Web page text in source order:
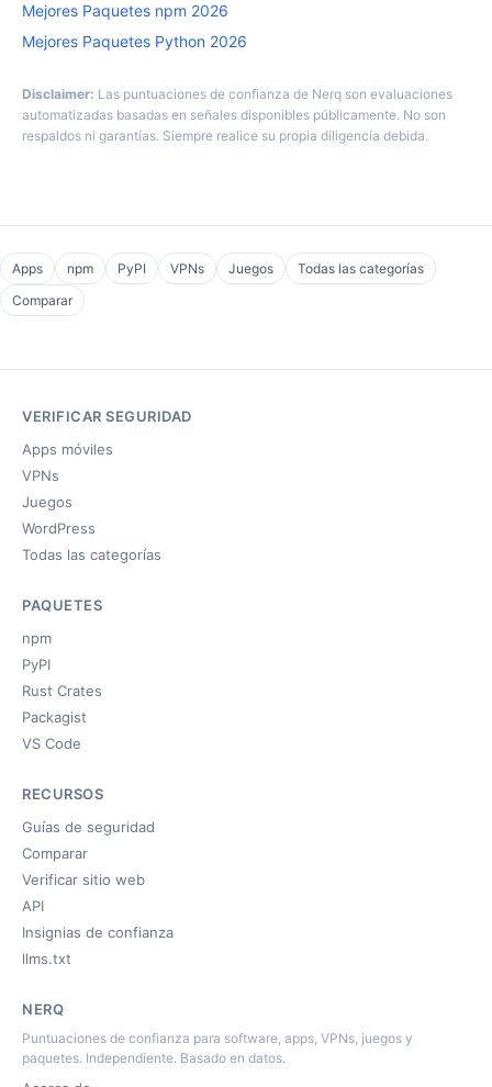
Mejores Paquetes npm 2026
Mejores Paquetes Python 2026
Disclaimer: Las puntuaciones de confianza de Nerq son evaluaciones
automatizadas basadas en señales disponibles públicamente. No son
respaldos ni garantías. Siempre realice su propia diligencia debida.
Apps npm PyPI VPNs Juegos
Todas las categorías
Comparar
VERIFICAR SEGURIDAD
Apps móviles
VPNs
Juegos
WordPress
Todas las categorías
PAQUETES
npm
PyPI
Rust Crates
Packagist
VS Code
RECURSOS
Guías de seguridad
Comparar
Verificar sitio web
API
Insignias de confianza
llms.txt
NERQ
Puntuaciones de confianza para software, apps, VPNs, juegos y
paquetes. Independiente. Basado en datos.